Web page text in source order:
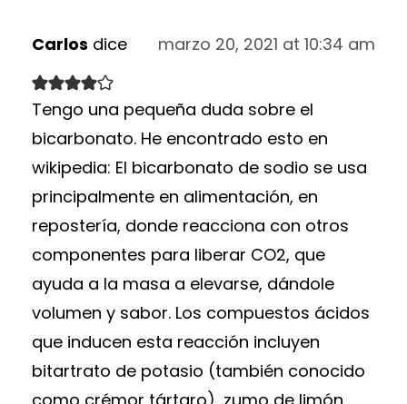
Carlos dice marzo 20, 2021 at 10:34 am
Tengo una pequeña duda sobre el
bicarbonato. He encontrado esto en
wikipedia: El bicarbonato de sodio se usa
principalmente en alimentación, en
repostería, donde reacciona con otros
componentes para liberar CO2, que
ayuda a la masa a elevarse, dándole
volumen y sabor. Los compuestos ácidos
que inducen esta reacción incluyen
bitartrato de potasio (también conocido